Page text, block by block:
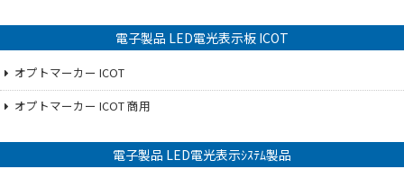
電子製品 LED電光表示板 ICOT
オプトマーカー ICOT
オプトマーカー ICOT 商用
電子製品 LED電光表示ｼｽﾃﾑ製品